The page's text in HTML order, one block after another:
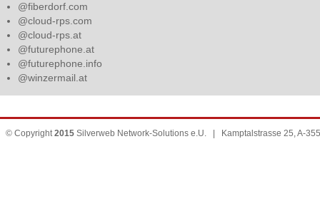
@fiberdorf.com
@cloud-rps.com
@cloud-rps.at
@futurephone.at
@futurephone.info
@winzermail.at
© Copyright2015 Silverweb Network-Solutions e.U. | Kamptalstrasse 25, A-